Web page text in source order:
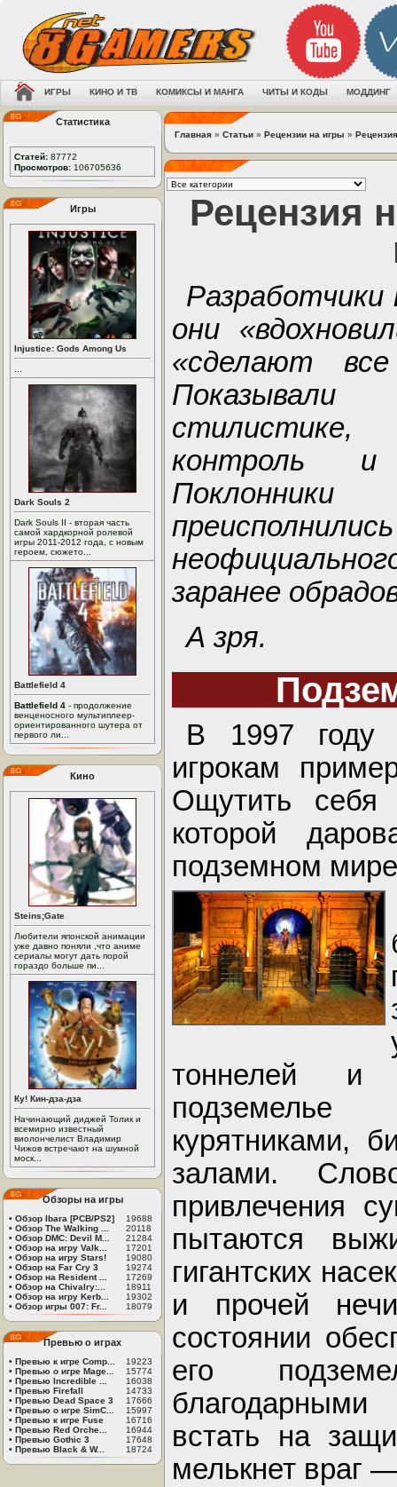
ИГРЫ КИНО И ТВ КОМИКСЫ И МАНГА ЧИТЫ И КОДЫ МОДДИНГ
Статистика
Статей: 87772
Просмотров: 106705636
Игры
Injustice: Gods Among Us
Dark Souls 2
Dark Souls II - вторая часть
самой хардкорной ролевой
игры 2011-2012 года, с новым
героем, сюжето...
Battlefield 4
Battlefield 4 - продолжение
венценосного мультиплеер-
ориентированного шутера от
первого ли...
Кино
Steins;Gate
Любители японской анимации
уже давно поняли ,что аниме
сериалы могут дать порой
гораздо больше пи...
Ку! Кин-дза-дза
Начинающий диджей Толик и
всемирно известный
виолончелист Владимир
Чижов встречают на шумной
моск...
Обзоры на игры
• Обзор Ibara [PCB/PS2]
19688
• Обзор The Walking ...
20118
• Обзор DMC: Devil M...
21284
• Обзор на игру Valk...
17201
• Обзор на игру Stars!
19080
• Обзор на Far Cry 3
19274
• Обзор на Resident ...
17269
• Обзор на Chivalry:...
18911
• Обзор на игру Kerb...
19302
• Обзор игры 007: Fr... 18079
Превью о играх
• Превью к игре Comp...
19223
• Превью о игре Mage...
15774
• Превью Incredible ...
16038
• Превью Firefall
14733
• Превью Dead Space 3
17666
• Превью о игре SimC...
15997
• Превью к игре Fuse
16716
• Превью Red Orche...
16944
• Превью Gothic 3
17648
• Превью Black & W... 18724
Главная » Статьи » Рецензии на игры »
Рецензия
Разработчики
они
«сделают
контроль и
Поклонники
заранее
А зря.
В 1997
игрокам
Ощутить себя
которой
подземном
тоннелей и
подземелье
курятниками,
залами.
привлечения
пытаются
гигантских
и прочей
состоянии
его
встать на
мелькнет враг